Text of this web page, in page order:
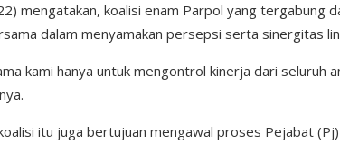
mengatakan, koalisi enam Parpol yang tergabung
dalam menyamakan persepsi serta sinergitas
kami hanya untuk mengontrol kinerja dari seluruh
itu juga bertujuan mengawal proses Pejabat